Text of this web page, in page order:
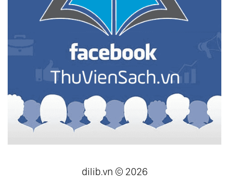
dilib.vn © 2026